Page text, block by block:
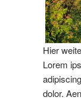
Hier
Lorem
dolor.